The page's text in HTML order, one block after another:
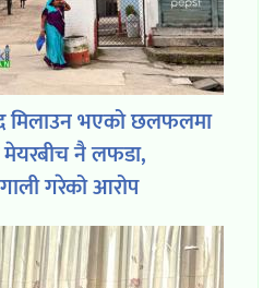
मिलाउन भएको छलफलमा
मेयरबीच नै लफडा,
गरेको आरोप